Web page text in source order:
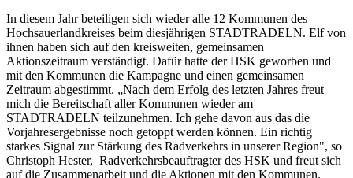
In diesem Jahr beteiligen sich wieder alle 12 Kommunen des
Hochsauerlandkreises beim diesjährigen STADTRADELN. Elf von
ihnen haben sich auf den kreisweiten, gemeinsamen
Aktionszeitraum verständigt. Dafür hatte der HSK geworben und
mit den Kommunen die Kampagne und einen gemeinsamen
Zeitraum abgestimmt. „Nach dem Erfolg des letzten Jahres freut
mich die Bereitschaft aller Kommunen wieder am
STADTRADELN teilzunehmen. Ich gehe davon aus das die
Vorjahresergebnisse noch getoppt werden können. Ein richtig
starkes Signal zur Stärkung des Radverkehrs in unserer Region", so
Christoph Hester, Radverkehrsbeauftragter des HSK und freut sich
auf die Zusammenarbeit und die Aktionen mit den Kommunen.